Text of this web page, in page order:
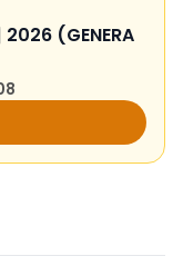
2026 (GENERA